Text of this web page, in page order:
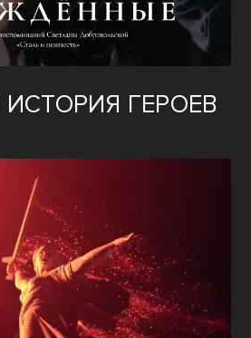
ИСТОРИЯ ГЕРОЕВ